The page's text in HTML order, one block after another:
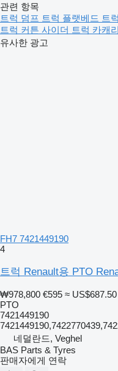
관련 항목
트럭 덤프 트럭 플랫베드 트럭
트럭 커튼 사이더 트럭 카캐
유사한 광고
FH7 7421449190
4
트럭 Renault용 PTO
₩978,800 €595 ≈ US$687.50
PTO
7421449190
네덜란드, Veghel
BAS Parts & Tyres
판매자에게 연락